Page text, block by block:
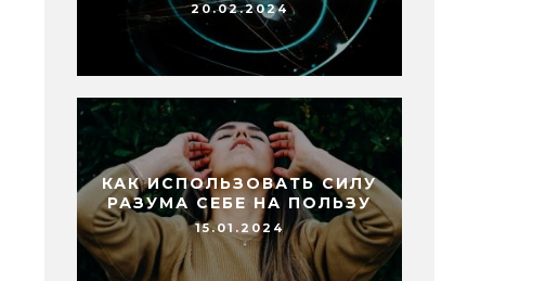
20.02.2024
КАК ИСПОЛЬЗОВАТЬ СИЛУ
РАЗУМА СЕБЕ НА ПОЛЬЗУ
15.01.2024